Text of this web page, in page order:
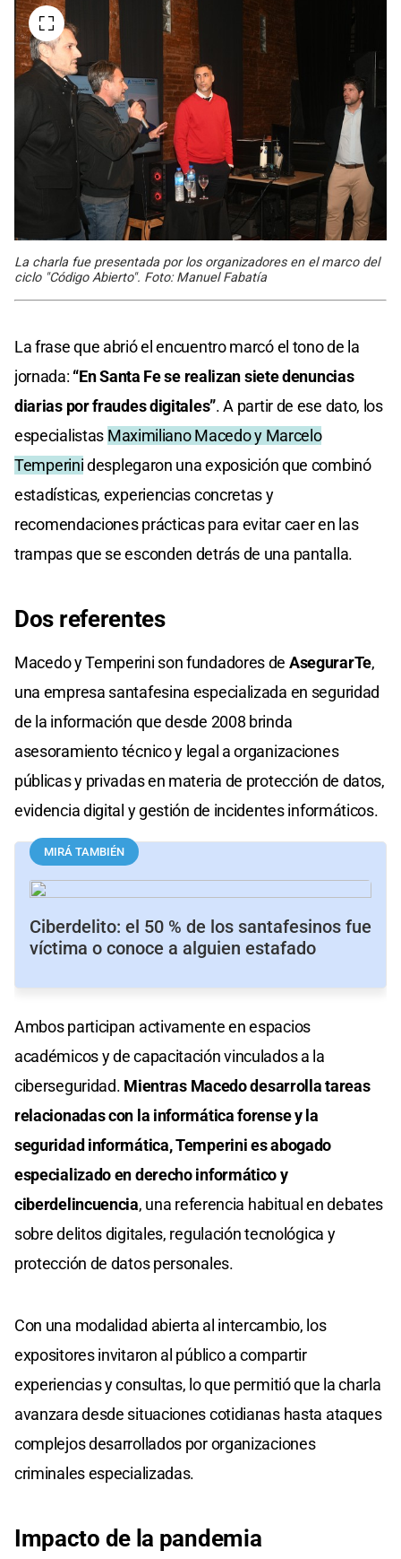
La charla fue presentada por los organizadores en el marco del
ciclo "Código Abierto". Foto: Manuel Fabatía
La frase que abrió el encuentro marcó el tono de la
jornada: “En Santa Fe se realizan siete denuncias
diarias por fraudes digitales”. A partir de ese dato, los
especialistas Maximiliano Macedo y Marcelo
Temperinidesplegaron una exposición que combinó
estadísticas, experiencias concretas y
recomendaciones prácticas para evitar caer en las
trampas que se esconden detrás de una pantalla.
Dos referentes
Macedo y Temperini son fundadores de AsegurarTe,
una empresa santafesina especializada en seguridad
de la información que desde 2008 brinda
asesoramiento técnico y legal a organizaciones
públicas y privadas en materia de protección de datos,
evidencia digital y gestión de incidentes informáticos.
MIRÁ TAMBIÉN
Ciberdelito: el 50 % de los santafesinos fue
víctima o conoce a alguien estafado
Ambos participan activamente en espacios
académicos y de capacitación vinculados a la
ciberseguridad. Mientras Macedo desarrolla tareas
relacionadas con la informática forense y la
seguridad informática, Temperini es abogado
especializado en derecho informático y
ciberdelincuencia, una referencia habitual en debates
sobre delitos digitales, regulación tecnológica y
protección de datos personales.
Con una modalidad abierta al intercambio, los
expositores invitaron al público a compartir
experiencias y consultas, lo que permitió que la charla
avanzara desde situaciones cotidianas hasta ataques
complejos desarrollados por organizaciones
criminales especializadas.
Impacto de la pandemia